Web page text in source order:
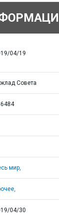
04/19
Совета
мир,
04/30